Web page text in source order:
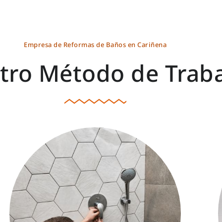
Empresa de Reformas de Baños en Cariñena
Método de